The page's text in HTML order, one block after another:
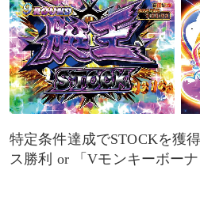
特定条件達成でSTOCKを獲
ス勝利 or 「Vモンキーボーナ